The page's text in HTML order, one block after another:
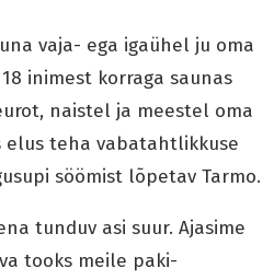
vaja- ega igaühel ju oma
inimest korraga saunas
naistel ja meestel oma
elus teha vabatahtlikkuse
söömist lõpetav Tarmo.
tunduv asi suur. Ajasime
tooks meile paki-